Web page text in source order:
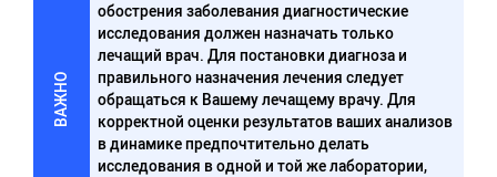
ВАЖНО
обострения заболевания диагностические
исследования должен назначать только
лечащий врач. Для постановки диагноза и
правильного назначения лечения следует
обращаться к Вашему лечащему врачу. Для
корректной оценки результатов ваших анализов
в динамике предпочтительно делать
исследования в одной и той же лаборатории,